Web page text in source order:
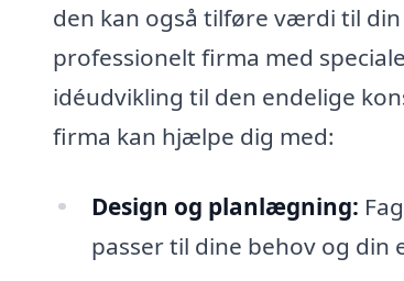
den kan også tilføre værdi til
professionelt firma med
idéudvikling til den endelige
firma kan hjælpe dig med:
Design og planlægning:
passer til dine behov og din